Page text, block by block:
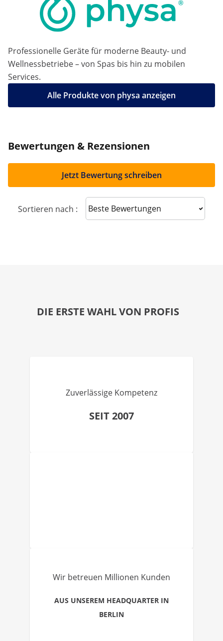
Professionelle Geräte für moderne Beauty- und
Wellnessbetriebe – von Spas bis hin zu mobilen
Services.
Alle Produkte von physa anzeigen
Bewertungen & Rezensionen
Jetzt Bewertung schreiben
Sortieren nach : Sort reviews
DIE ERSTE WAHL VON PROFIS
Zuverlässige Kompetenz
SEIT 2007
Wir betreuen Millionen Kunden
AUS UNSEREM HEADQUARTER IN
BERLIN